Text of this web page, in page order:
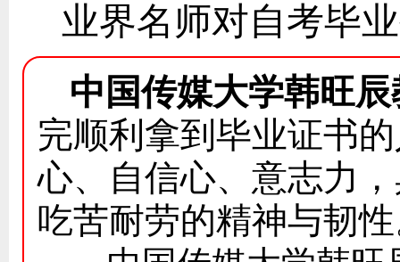
业界名师对自考毕
中国传媒大学韩旺
完顺利拿到毕业证书
心、自信心、意志力
吃苦耐劳的精神与韧